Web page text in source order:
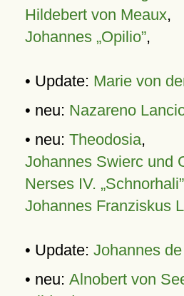
Hildebert von Meaux,
Johannes „Opilio”,
• Update: Marie von
• neu: Nazareno
• neu: Theodosia,
Johannes Swierc und
Nerses IV. „Schnorhali”
Johannes Franziskus
• Update: Johannes
• neu: Alnobert von